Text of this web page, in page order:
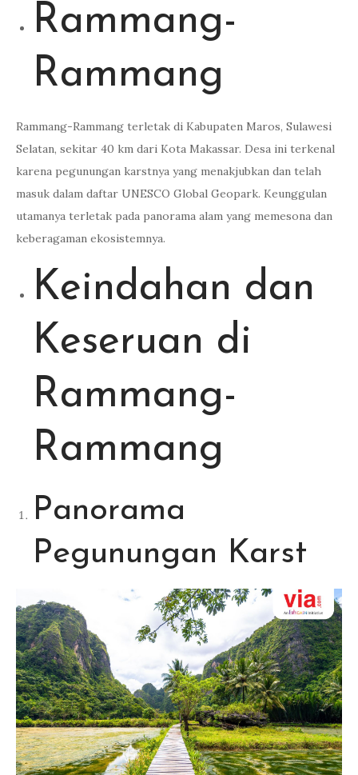
Rammang-
Rammang
Rammang-Rammang terletak di Kabupaten Maros, Sulawesi
Selatan, sekitar 40 km dari Kota Makassar. Desa ini terkenal
karena pegunungan karstnya yang menakjubkan dan telah
masuk dalam daftar UNESCO Global Geopark. Keunggulan
utamanya terletak pada panorama alam yang memesona dan
keberagaman ekosistemnya.
Keindahan dan
Keseruan di
Rammang-
Rammang
Panorama
Pegunungan Karst